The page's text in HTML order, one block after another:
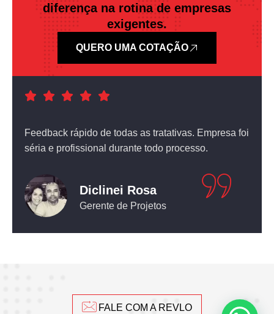
diferença na rotina de empresas
exigentes.
QUERO UMA COTAÇÃO
Atendimento nota dez! O equipamento que comprei
não deixou nada a desejar.
Leticia Pediconi
Engenheira Civil
FALE COM A REVLO